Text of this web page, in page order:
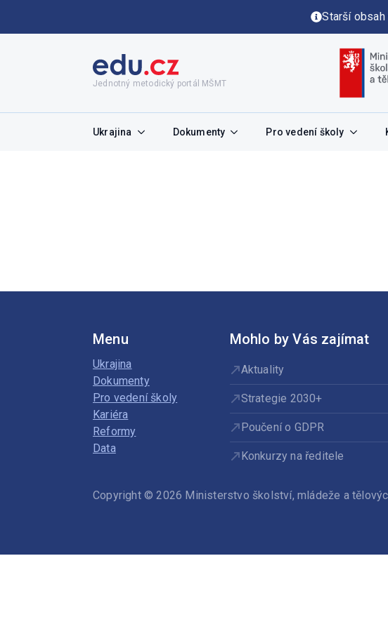
Starší obsah
Jednotný metodický portál MŠMT
Ukrajina Dokumenty Pro vedení školy
Menu
Ukrajina
Dokumenty
Pro vedení školy
Kariéra
Reformy
Data
Mohlo by Vás zajímat
Aktuality
Strategie 2030+
Poučení o GDPR
Konkurzy na ředitele
Copyright © 2026 Ministerstvo školství, mládeže a